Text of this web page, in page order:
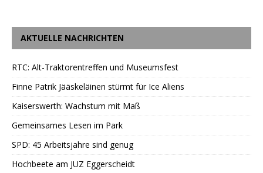
AKTUELLE NACHRICHTEN
RTC: Alt-Traktorentreffen und Museumsfest
Finne Patrik Jääskeläinen stürmt für Ice Aliens
Kaiserswerth: Wachstum mit Maß
Gemeinsames Lesen im Park
SPD: 45 Arbeitsjahre sind genug
Hochbeete am JUZ Eggerscheidt